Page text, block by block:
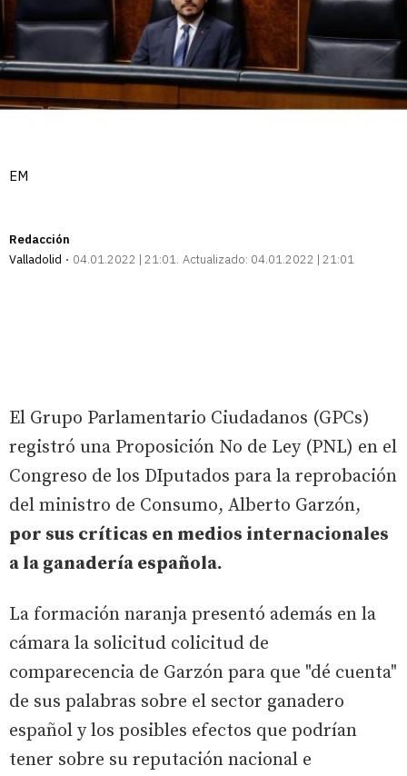
EM
Redacción
Valladolid
04.01.2022 | 21:01 Actualizado: 04.01.2022 | 21:01
El Grupo Parlamentario Ciudadanos (GPCs)
registró una Proposición No de Ley (PNL) en el
Congreso de los DIputados para la reprobación
del ministro de Consumo, Alberto Garzón,
por sus críticas en medios internacionales
a la ganadería española.
La formación naranja presentó además en la
cámara la solicitud colicitud de
comparecencia de Garzón para que "dé cuenta"
de sus palabras sobre el sector ganadero
español y los posibles efectos que podrían
tener sobre su reputación nacional e